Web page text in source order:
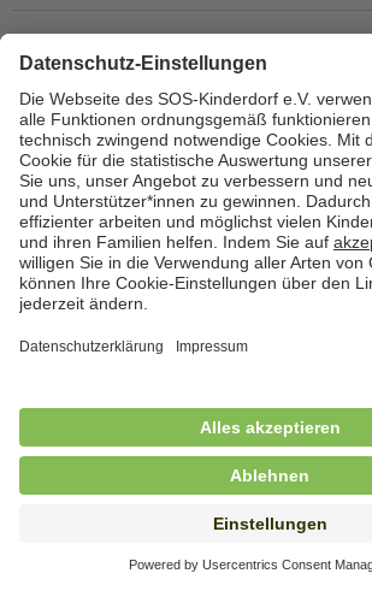
Hauswirtschafterin / Köchin (m/
Ausbilderin (m/w/d) im Bereich
Nahrungszubereitung
in Vollzeit (38,5 Std./Wo.), SOS-
Saarbrücken, Saarbrücken
Hauswirtschaftskraft (m/w/d)
in Teilzeit (mind. 20 - max. 30 Std./
Hauswirtschaftskraft (m/w/d)
in unbefristeter Anstellung, Teilzeit
Kinderdorf Dortmund, Hagen